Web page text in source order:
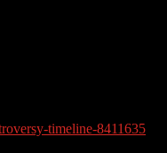
timeline-8411635